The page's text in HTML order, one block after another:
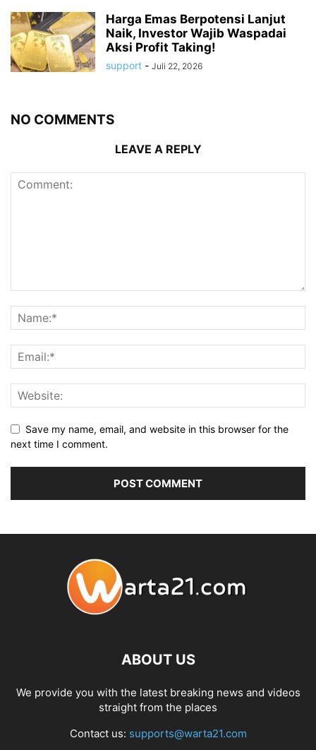
Harga Emas Berpotensi Lanjut
Naik, Investor Wajib Waspadai
Aksi Profit Taking!
support - Juli 22, 2026
NO COMMENTS
LEAVE A REPLY
Save my name, email, and website in this browser for the
next time I comment.
ABOUT US
We provide you with the latest breaking news and videos
straight from the places
Contact us: supports@warta21.com